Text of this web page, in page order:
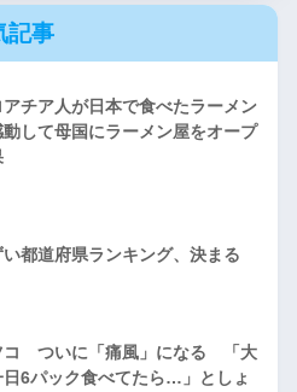
記事
アチア人が日本で食べたラーメン
して母国にラーメン屋をオープ
都道府県ランキング、決まる
コ ついに「痛風」になる 「大
6パック食べてたら…」としょ